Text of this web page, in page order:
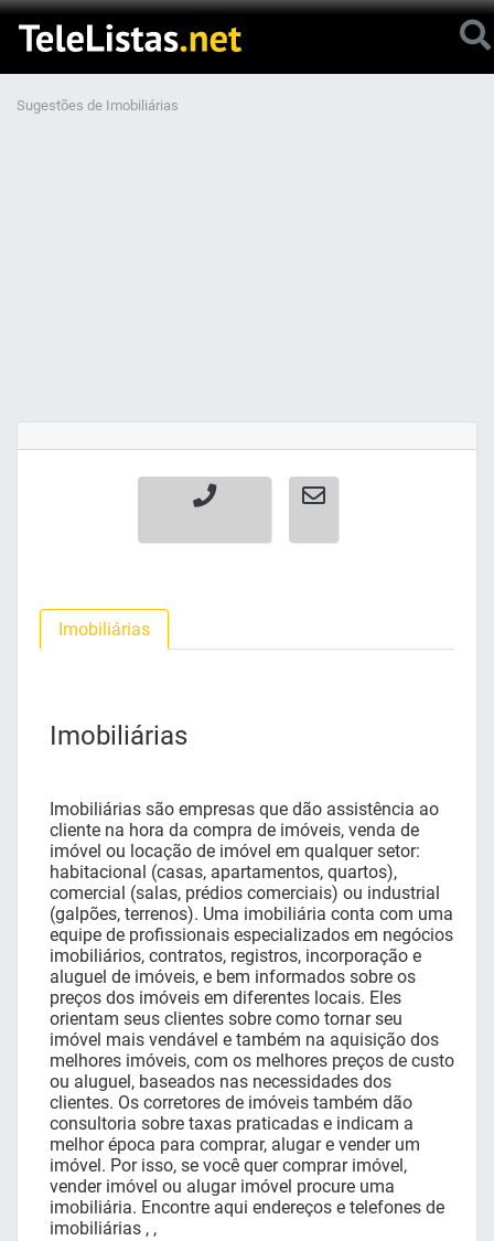
Sugestões de Imobiliárias
Imobiliárias
Imobiliárias
Imobiliárias são empresas que dão assistência ao
cliente na hora da compra de imóveis, venda de
imóvel ou locação de imóvel em qualquer setor:
habitacional (casas, apartamentos, quartos),
comercial (salas, prédios comerciais) ou industrial
(galpões, terrenos). Uma imobiliária conta com uma
equipe de profissionais especializados em negócios
imobiliários, contratos, registros, incorporação e
aluguel de imóveis, e bem informados sobre os
preços dos imóveis em diferentes locais. Eles
orientam seus clientes sobre como tornar seu
imóvel mais vendável e também na aquisição dos
melhores imóveis, com os melhores preços de custo
ou aluguel, baseados nas necessidades dos
clientes. Os corretores de imóveis também dão
consultoria sobre taxas praticadas e indicam a
melhor época para comprar, alugar e vender um
imóvel. Por isso, se você quer comprar imóvel,
vender imóvel ou alugar imóvel procure uma
imobiliária. Encontre aqui endereços e telefones de
imobiliárias , ,